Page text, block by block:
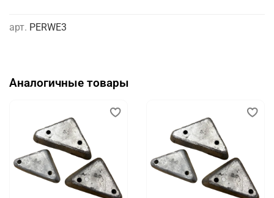
арт. PERWE3
Аналогичные товары